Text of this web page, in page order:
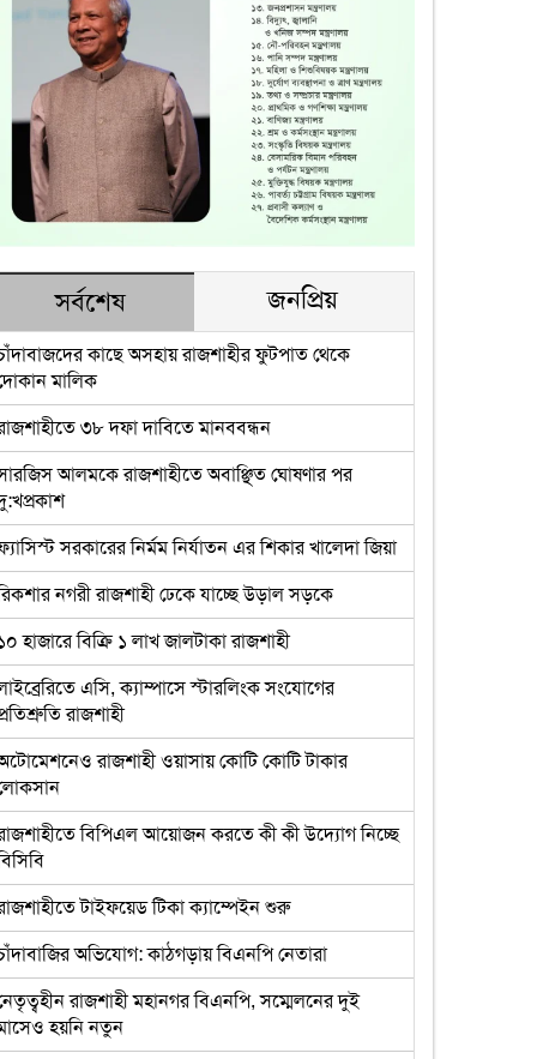
সর্বশেষ জনপ্রিয়
কাছে অসহায় রাজশাহীর ফুটপাত থেকে
মালিক
৩৮ দফা দাবিতে মানববন্ধন
আলমকে রাজশাহীতে অবাঞ্ছিত ঘোষণার পর
সরকারের নির্মম নির্যাতন এর শিকার খালেদা জিয়া
নগরী রাজশাহী ঢেকে যাচ্ছে উড়াল সড়কে
হাজারে বিক্রি ১ লাখ জালটাকা রাজশাহী
এসি, ক্যাম্পাসে স্টারলিংক সংযোগের
রাজশাহী
রাজশাহী ওয়াসায় কোটি কোটি টাকার
বিপিএল আয়োজন করতে কী কী উদ্যোগ নিচ্ছে
টাইফয়েড টিকা ক্যাম্পেইন শুরু
অভিযোগ: কাঠগড়ায় বিএনপি নেতারা
রাজশাহী মহানগর বিএনপি, সম্মেলনের দুই
হয়নি নতুন